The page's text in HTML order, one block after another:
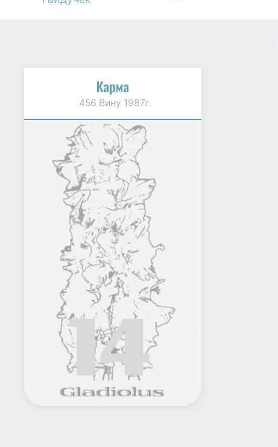
Карма
456 Вину 1987г.